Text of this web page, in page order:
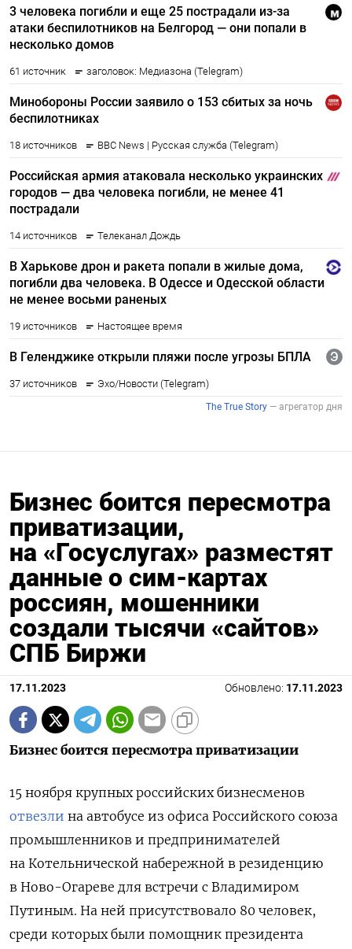
Бизнес боится пересмотра
приватизации,
на «Госуслугах» разместят
данные о сим-картах
россиян, мошенники
создали тысячи «сайтов»
СПБ Биржи
17.11.2023 Обновлено: 17.11.2023
Бизнес боится пересмотра приватизации
15 ноября крупных российских бизнесменов
отвезли на автобусе из офиса Российского союза
промышленников и предпринимателей
на Котельнической набережной в резиденцию
в Ново-Огареве для встречи с Владимиром
Путиным. На ней присутствовало 80 человек,
среди которых были помощник президента